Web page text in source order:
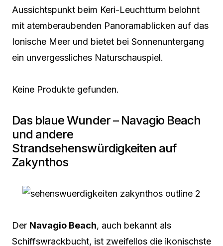
Aussichtspunkt beim Keri-Leuchtturm belohnt
mit atemberaubenden Panoramablicken auf das
Ionische Meer und bietet bei Sonnenuntergang
ein unvergessliches Naturschauspiel.
Keine Produkte gefunden.
Das blaue Wunder – Navagio Beach
und andere
Strandsehenswürdigkeiten auf
Zakynthos
Der Navagio Beach, auch bekannt als
Schiffswrackbucht, ist zweifellos die ikonischste